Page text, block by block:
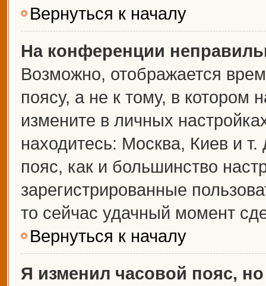
Вернуться к началу
На конференции
Возможно, отображается
поясу, а не к тому, в котором
измените в личных
находитесь: Москва, Киев и
пояс, как и большинство
зарегистрированные
то сейчас удачный момент
Вернуться к началу
Я изменил часовой пояс,